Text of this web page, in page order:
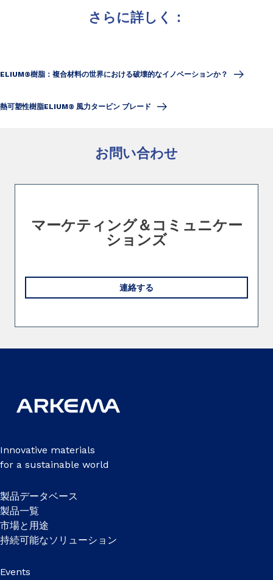
さらに詳しく：
ELIUM®樹脂：複合材料の世界における破壊的なイノベーションか？
熱可塑性樹脂ELIUM® 風力タービン ブレード
お問い合わせ
Slide 1 of 1
マーケティング＆コミュニケー
ションズ
連絡する
Innovative materials
for a sustainable world
製品データベース
製品一覧
市場と用途
持続可能なソリューション
Events